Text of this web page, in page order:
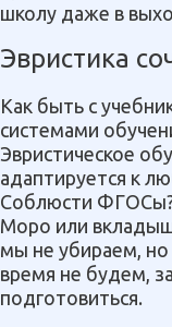
школу даже в
Эвристика
Как быть с
системами
Эвристическое
адаптируется к
Соблюсти
Моро или
мы не убираем, но
время не будем,
подготовиться.